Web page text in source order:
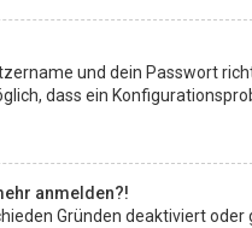
und dein Passwort
dass ein
anmelden?!
Gründen deaktiviert